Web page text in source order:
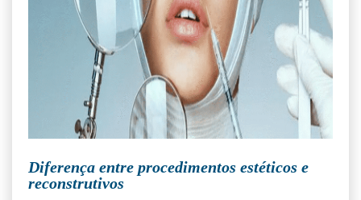
Diferença entre procedimentos estéticos e
reconstrutivos